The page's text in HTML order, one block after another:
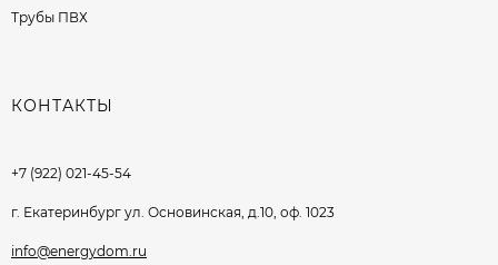
Трубы ПВХ
КОНТАКТЫ
+7 (922) 021-45-54
г. Екатеринбург ул. Основинская, д.10, оф. 1023
info@energydom.ru